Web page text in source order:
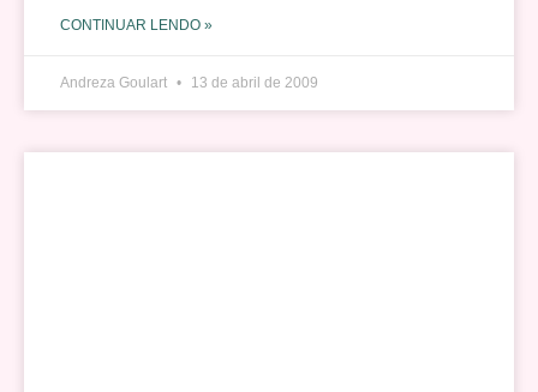
CONTINUAR LENDO »
Andreza Goulart 13 de abril de 2009